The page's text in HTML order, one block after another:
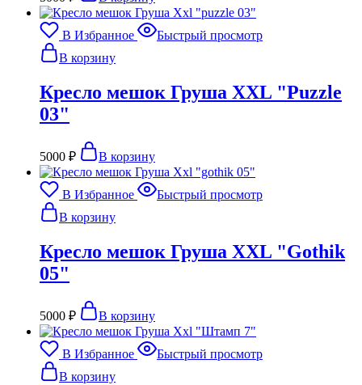
В Избранное
Быстрый просмотр
В корзину
Кресло мешок Груша XXL "Puzzle
03"
5000 ₽ В корзину
В Избранное
Быстрый просмотр
В корзину
Кресло мешок Груша XXL "Gothik
05"
5000 ₽ В корзину
В Избранное
Быстрый просмотр
В корзину